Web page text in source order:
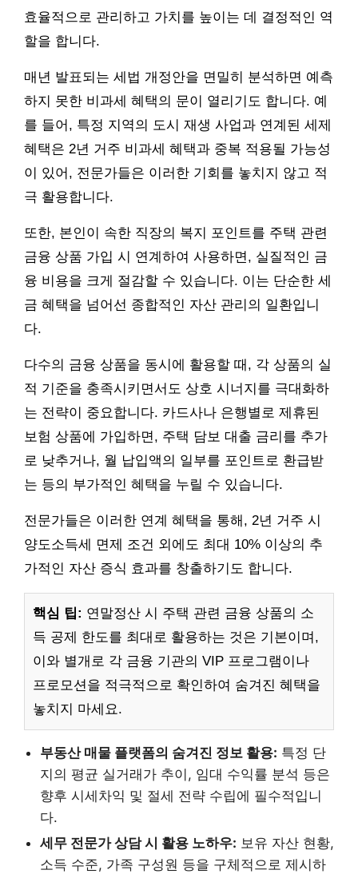
효율적으로 관리하고 가치를 높이는 데 결정적인 역
할을 합니다.
매년 발표되는 세법 개정안을 면밀히 분석하면 예측
하지 못한 비과세 혜택의 문이 열리기도 합니다. 예
를 들어, 특정 지역의 도시 재생 사업과 연계된 세제
혜택은 2년 거주 비과세 혜택과 중복 적용될 가능성
이 있어, 전문가들은 이러한 기회를 놓치지 않고 적
극 활용합니다.
또한, 본인이 속한 직장의 복지 포인트를 주택 관련
금융 상품 가입 시 연계하여 사용하면, 실질적인 금
융 비용을 크게 절감할 수 있습니다. 이는 단순한 세
금 혜택을 넘어선 종합적인 자산 관리의 일환입니
다.
다수의 금융 상품을 동시에 활용할 때, 각 상품의 실
적 기준을 충족시키면서도 상호 시너지를 극대화하
는 전략이 중요합니다. 카드사나 은행별로 제휴된
보험 상품에 가입하면, 주택 담보 대출 금리를 추가
로 낮추거나, 월 납입액의 일부를 포인트로 환급받
는 등의 부가적인 혜택을 누릴 수 있습니다.
전문가들은 이러한 연계 혜택을 통해, 2년 거주 시
양도소득세 면제 조건 외에도 최대 10% 이상의 추
가적인 자산 증식 효과를 창출하기도 합니다.
핵심 팁: 연말정산 시 주택 관련 금융 상품의 소
득 공제 한도를 최대로 활용하는 것은 기본이며,
이와 별개로 각 금융 기관의 VIP 프로그램이나
프로모션을 적극적으로 확인하여 숨겨진 혜택을
놓치지 마세요.
부동산 매물 플랫폼의 숨겨진 정보 활용: 특정 단
지의 평균 실거래가 추이, 임대 수익률 분석 등은
향후 시세차익 및 절세 전략 수립에 필수적입니
다.
세무 전문가 상담 시 활용 노하우: 보유 자산 현황,
소득 수준, 가족 구성원 등을 구체적으로 제시하